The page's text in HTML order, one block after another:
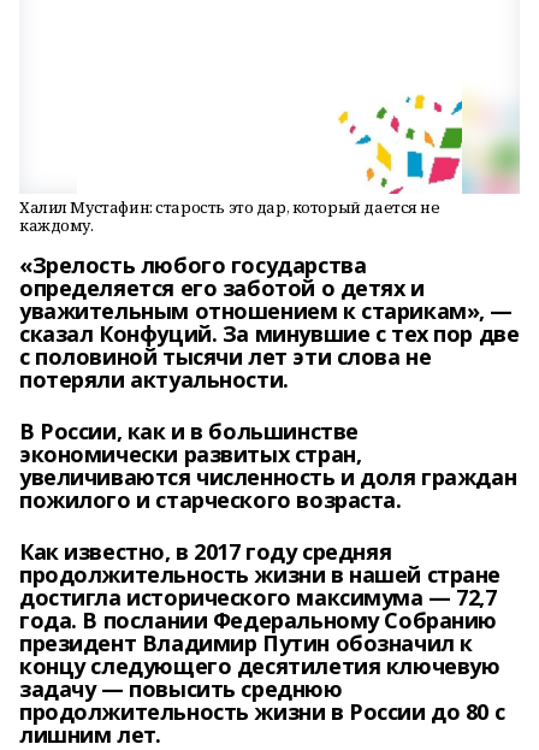
Халил Мустафин: старость это дар, который дается не
каждому.
«Зрелость любого государства
определяется его заботой о детях и
уважительным отношением к старикам», —
сказал Конфуций. За минувшие с тех пор две
с половиной тысячи лет эти слова не
потеряли актуальности.
В России, как и в большинстве
экономически развитых стран,
увеличиваются численность и доля граждан
пожилого и старческого возраста.
Как известно, в 2017 году средняя
продолжительность жизни в нашей стране
достигла исторического максимума — 72,7
года. В послании Федеральному Собранию
президент Владимир Путин обозначил к
концу следующего десятилетия ключевую
задачу — повысить среднюю
продолжительность жизни в России до 80 с
лишним лет.